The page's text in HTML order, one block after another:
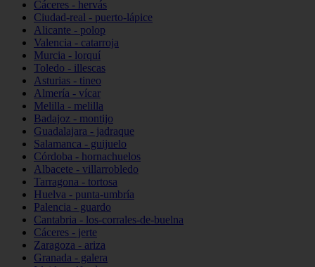
Cáceres - hervás
Ciudad-real - puerto-lápice
Alicante - polop
Valencia - catarroja
Murcia - lorquí
Toledo - illescas
Asturias - tineo
Almería - vícar
Melilla - melilla
Badajoz - montijo
Guadalajara - jadraque
Salamanca - guijuelo
Córdoba - hornachuelos
Albacete - villarrobledo
Tarragona - tortosa
Huelva - punta-umbría
Palencia - guardo
Cantabria - los-corrales-de-buelna
Cáceres - jerte
Zaragoza - ariza
Granada - galera